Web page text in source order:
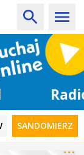
SANDOMIERZ